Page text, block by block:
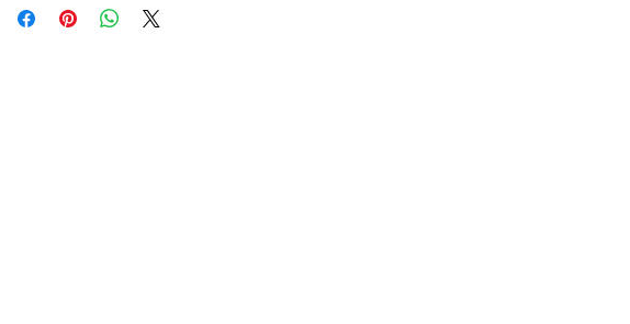
organiskt material med färgskiftningar. Därför kan